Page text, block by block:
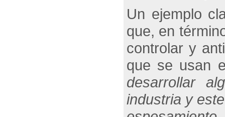
Un ejemplo
que, en
controlar y
que se usan
desarrollar
industria y